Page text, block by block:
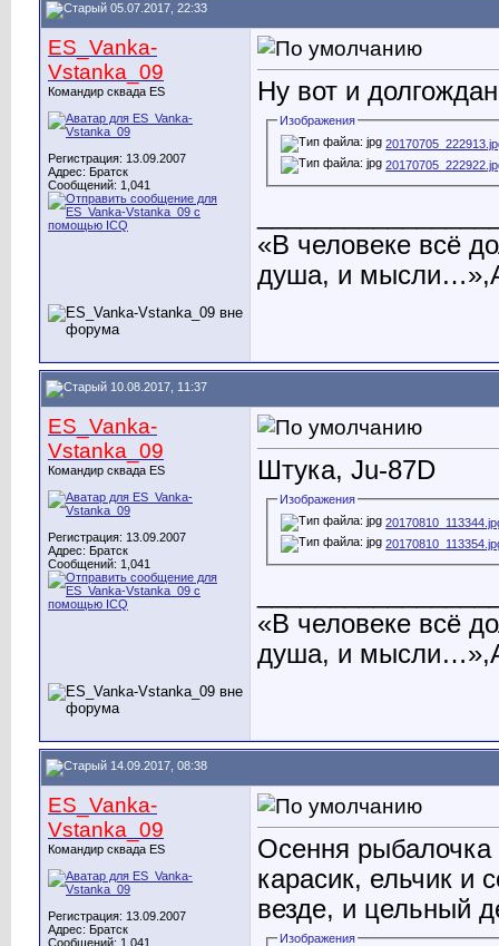
05.07.2017, 22:33
ES_Vanka-
Vstanka_09
Командир сквада ES
Регистрация: 13.09.2007
Адрес: Братск
Сообщений: 1,041
Ну вот и
Изображения
«В человеке всё
душа, и
10.08.2017, 11:37
ES_Vanka-
Vstanka_09
Командир сквада ES
Регистрация: 13.09.2007
Адрес: Братск
Сообщений: 1,041
Штука, Ju-87D
Изображения
«В человеке всё
душа, и
14.09.2017, 08:38
ES_Vanka-
Vstanka_09
Командир сквада ES
Регистрация: 13.09.2007
Адрес: Братск
Сообщений: 1,041
Осення рыбалочка
карасик, ельчик и
везде, и цельный
Изображения